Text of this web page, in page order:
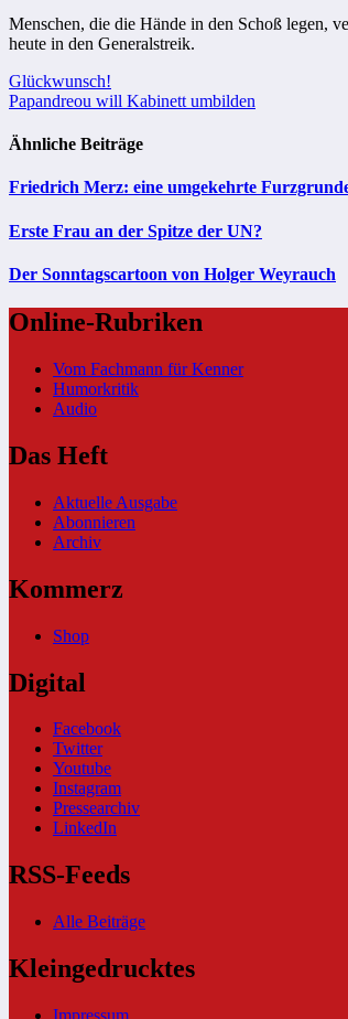
Menschen, die die Hände in den Schoß legen,
heute in den Generalstreik.
Beitragsnavigation
Glückwunsch!
Papandreou will Kabinett umbilden
Ähnliche Beiträge
Friedrich Merz: eine umgekehrte
Erste Frau an der Spitze der UN?
Der Sonntagscartoon von Holger Weyrauch
Online-Rubriken
Vom Fachmann für Kenner
Humorkritik
Audio
Das Heft
Aktuelle Ausgabe
Abonnieren
Archiv
Kommerz
Shop
Digital
Facebook
Twitter
Youtube
Instagram
Pressearchiv
LinkedIn
RSS-Feeds
Alle Beiträge
Kleingedrucktes
Impressum